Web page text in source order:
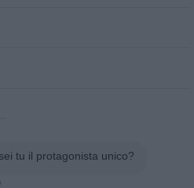
sei tu il protagonista unico?